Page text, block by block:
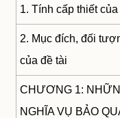
1. Tính cấp thiết của
2. Mục đích, đối
của đề tài
CHƯƠNG 1:
NGHĨA VỤ BẢO